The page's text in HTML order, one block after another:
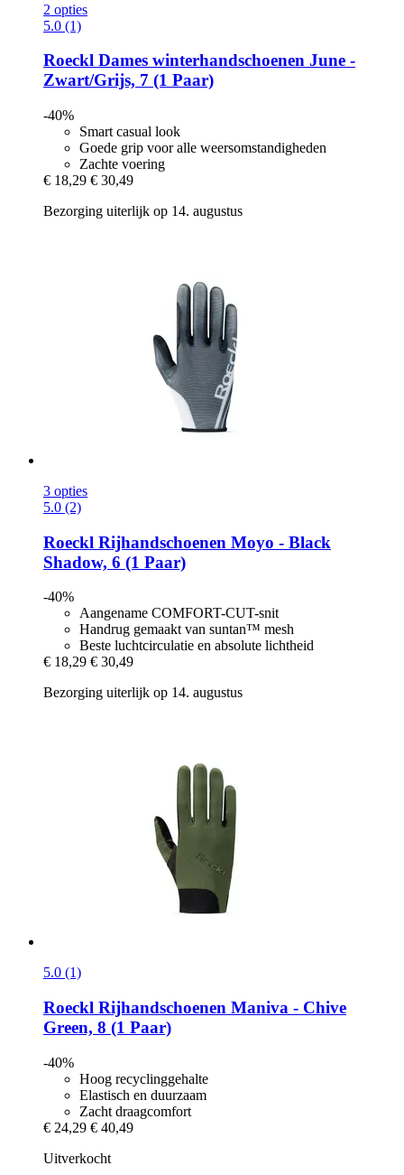
2 opties
5.0 (1)
Roeckl Dames winterhandschoenen June -​
Zwart/Grijs, 7 (1 Paar)
-40%
Smart casual look
Goede grip voor alle weersomstandigheden
Zachte voering
€ 18,29 € 30,49
Bezorging uiterlijk op 14. augustus
3 opties
5.0 (2)
Roeckl Rijhandschoenen Moyo -​ Black
Shadow, 6 (1 Paar)
-40%
Aangename COMFORT-CUT-snit
Handrug gemaakt van suntan™ mesh
Beste luchtcirculatie en absolute lichtheid
€ 18,29 € 30,49
Bezorging uiterlijk op 14. augustus
5.0 (1)
Roeckl Rijhandschoenen Maniva -​ Chive
Green, 8 (1 Paar)
-40%
Hoog recyclinggehalte
Elastisch en duurzaam
Zacht draagcomfort
€ 24,29 € 40,49
Uitverkocht